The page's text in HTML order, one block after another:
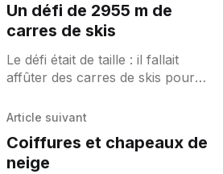
Un défi de 2955 m de
carres de skis
Le défi était de taille : il fallait
affûter des carres de skis pour
subventionner des jeunes
Article suivant
Coiffures et chapeaux de
neige